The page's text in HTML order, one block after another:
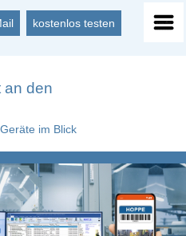
kostenlos testen
an den
im Blick